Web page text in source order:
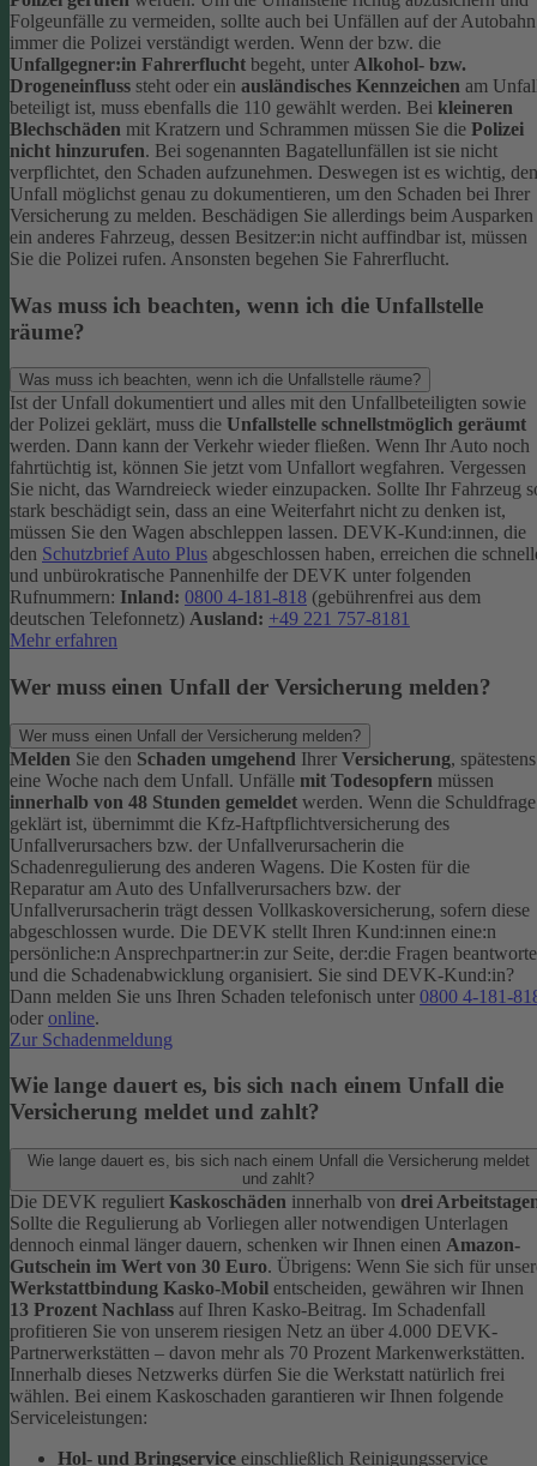
Folgeunfälle zu vermeiden, sollte auch bei Unfällen auf der Autobahn
immer die Polizei verständigt werden. Wenn der bzw. die
Unfallgegner:in Fahrerflucht begeht, unter Alkohol- bzw.
Drogeneinfluss steht oder ein ausländisches Kennzeichen am
beteiligt ist, muss ebenfalls die 110 gewählt werden. Bei kleineren
Blechschäden mit Kratzern und Schrammen müssen Sie die Polizei
nicht hinzurufen. Bei sogenannten Bagatellunfällen ist sie nicht
verpflichtet, den Schaden aufzunehmen. Deswegen ist es wichtig, den
Unfall möglichst genau zu dokumentieren, um den Schaden bei Ihrer
Versicherung zu melden. Beschädigen Sie allerdings beim Ausparken
ein anderes Fahrzeug, dessen Besitzer:in nicht auffindbar ist, müssen
Sie die Polizei rufen. Ansonsten begehen Sie Fahrerflucht.
Was muss ich beachten, wenn ich die Unfallstelle
räume?
Was muss ich beachten, wenn ich die Unfallstelle räume?
Ist der Unfall dokumentiert und alles mit den Unfallbeteiligten sowie
der Polizei geklärt, muss die Unfallstelle schnellstmöglich geräumt
werden. Dann kann der Verkehr wieder fließen. Wenn Ihr Auto noch
fahrtüchtig ist, können Sie jetzt vom Unfallort wegfahren. Vergessen
Sie nicht, das Warndreieck wieder einzupacken. Sollte Ihr Fahrzeug
stark beschädigt sein, dass an eine Weiterfahrt nicht zu denken ist,
müssen Sie den Wagen abschleppen lassen. DEVK-Kund:innen, die
den Schutzbrief Auto Plus abgeschlossen haben, erreichen die
und unbürokratische Pannenhilfe der DEVK unter folgenden
Rufnummern: Inland: 0800 4-181-818 (gebührenfrei aus dem
deutschen Telefonnetz) Ausland: +49 221 757-8181
Mehr erfahren
Wer muss einen Unfall der Versicherung melden?
Wer muss einen Unfall der Versicherung melden?
Melden Sie den Schaden umgehend Ihrer Versicherung, spätestens
eine Woche nach dem Unfall. Unfälle mit Todesopfern müssen
innerhalb von 48 Stunden gemeldet werden. Wenn die Schuldfrage
geklärt ist, übernimmt die Kfz-Haftpflichtversicherung des
Unfallverursachers bzw. der Unfallverursacherin die
Schadenregulierung des anderen Wagens. Die Kosten für die
Reparatur am Auto des Unfallverursachers bzw. der
Unfallverursacherin trägt dessen Vollkaskoversicherung, sofern diese
abgeschlossen wurde. Die DEVK stellt Ihren Kund:innen eine:n
persönliche:n Ansprechpartner:in zur Seite, der:die Fragen
und die Schadenabwicklung organisiert. Sie sind DEVK-Kund:in?
Dann melden Sie uns Ihren Schaden telefonisch unter 0800 4-181-
oder online.
Zur Schadenmeldung
Wie lange dauert es, bis sich nach einem Unfall die
Versicherung meldet und zahlt?
Wie lange dauert es, bis sich nach einem Unfall die Versicherung meldet
und zahlt?
Die DEVK reguliert Kaskoschäden innerhalb von drei
Sollte die Regulierung ab Vorliegen aller notwendigen Unterlagen
dennoch einmal länger dauern, schenken wir Ihnen einen Amazon-
Gutschein im Wert von 30 Euro. Übrigens: Wenn Sie sich für
Werkstattbindung Kasko-Mobil entscheiden, gewähren wir Ihnen
13 Prozent Nachlass auf Ihren Kasko-Beitrag. Im Schadenfall
profitieren Sie von unserem riesigen Netz an über 4.000 DEVK-
Partnerwerkstätten – davon mehr als 70 Prozent Markenwerkstätten.
Innerhalb dieses Netzwerks dürfen Sie die Werkstatt natürlich frei
wählen. Bei einem Kaskoschaden garantieren wir Ihnen folgende
Serviceleistungen:
Hol- und Bringservice einschließlich Reinigungsservice